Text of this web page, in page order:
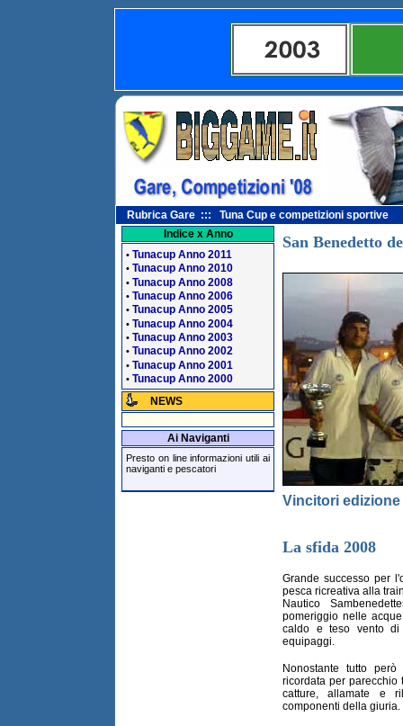
Rubrica Gare ::: Tuna Cup e competizioni sportive
Indice x Anno
• Tunacup Anno 2011
• Tunacup Anno 2010
• Tunacup Anno 2008
• Tunacup Anno 2006
• Tunacup Anno 2005
• Tunacup Anno 2004
• Tunacup Anno 2003
• Tunacup Anno 2002
• Tunacup Anno 2001
• Tunacup Anno 2000
NEWS
Ai Naviganti
Presto on line informazioni utili ai
naviganti e pescatori
San Benedetto
Vincitori edizione
La sfida 2008
Grande successo per
pesca ricreativa alla
Nautico
pomeriggio nelle
caldo e teso vento
equipaggi.
Nonostante tutto
ricordata per parecchio
catture, allamate e
componenti della giuria.